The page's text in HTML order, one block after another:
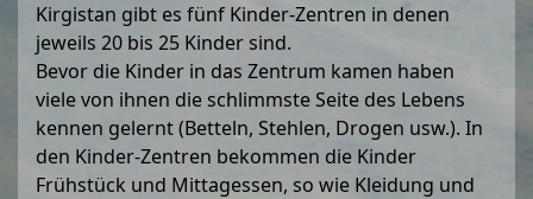
Kirgistan gibt es fünf Kinder-Zentren in denen
jeweils 20 bis 25 Kinder sind.
Bevor die Kinder in das Zentrum kamen haben
viele von ihnen die schlimmste Seite des Lebens
kennen gelernt (Betteln, Stehlen, Drogen usw.). In
den Kinder-Zentren bekommen die Kinder
Frühstück und Mittagessen, so wie Kleidung und